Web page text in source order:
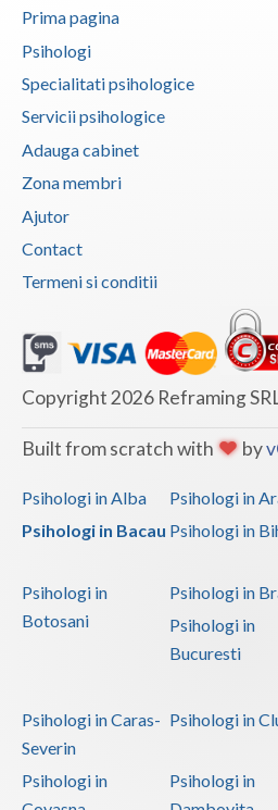
Prima pagina
Psihologi
Specialitati psihologice
Servicii psihologice
Adauga cabinet
Zona membri
Ajutor
Contact
Termeni si conditii
Copyright 2026 Reframing
Built from scratch with by
Psihologi in Alba Psihologi in
Psihologi in Bacau Psihologi in
Psihologi in
Botosani
Psihologi in
Psihologi in
Bucuresti
Psihologi in Caras-
Severin
Psihologi in
Psihologi in
Psihologi in